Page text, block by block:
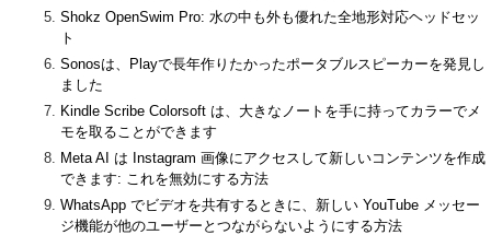
Shokz OpenSwim Pro: 水の中も外も優れた全地形対応ヘッドセッ
ト
Sonosは、Playで長年作りたかったポータブルスピーカーを発見し
ました
Kindle Scribe Colorsoft は、大きなノートを手に持ってカラーでメ
モを取ることができます
Meta AI は Instagram 画像にアクセスして新しいコンテンツを作成
できます: これを無効にする方法
WhatsApp でビデオを共有するときに、新しい YouTube メッセー
ジ機能が他のユーザーとつながらないようにする方法